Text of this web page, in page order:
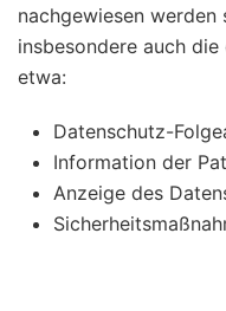
nachgewiesen werden
insbesondere auch
etwa:
Datenschutz-
Information der
Anzeige des